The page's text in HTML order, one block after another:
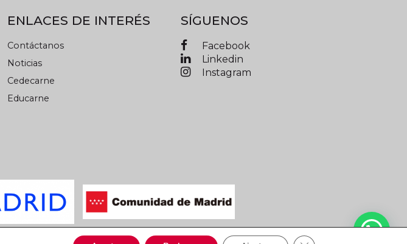
ENLACES DE INTERÉS
Contáctanos
Noticias
Cedecarne
Educarne
SÍGUENOS
Facebook
Linkedin
Instagram
CARNIMAD © 2019 Todos los derechos reservados